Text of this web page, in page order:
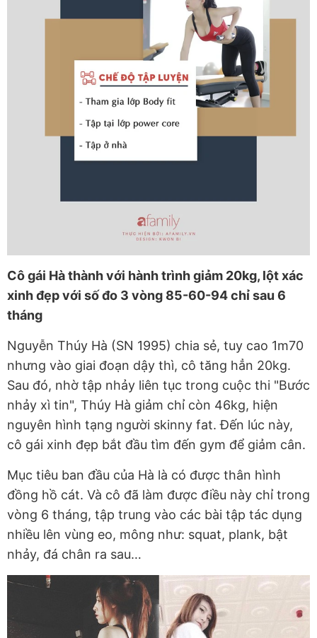
Cô gái Hà thành với hành trình giảm 20kg, lột xác
xinh đẹp với số đo 3 vòng 85-60-94 chỉ sau 6
tháng
Nguyễn Thúy Hà (SN 1995) chia sẻ, tuy cao 1m70
nhưng vào giai đoạn dậy thì, cô tăng hẳn 20kg.
Sau đó, nhờ tập nhảy liên tục trong cuộc thi "Bước
nhảy xì tin", Thúy Hà giảm chỉ còn 46kg, hiện
nguyên hình tạng người skinny fat. Đến lúc này,
cô gái xinh đẹp bắt đầu tìm đến gym để giảm cân.
Mục tiêu ban đầu của Hà là có được thân hình
đồng hồ cát. Và cô đã làm được điều này chỉ trong
vòng 6 tháng, tập trung vào các bài tập tác dụng
nhiều lên vùng eo, mông như: squat, plank, bật
nhảy, đá chân ra sau…